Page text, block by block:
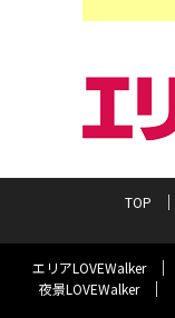
TOP
エリアLOVEWalker
夜景LOVEWalker